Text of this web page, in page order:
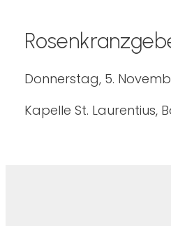
Donnerstag, 5.
Kapelle St. Laurentius,